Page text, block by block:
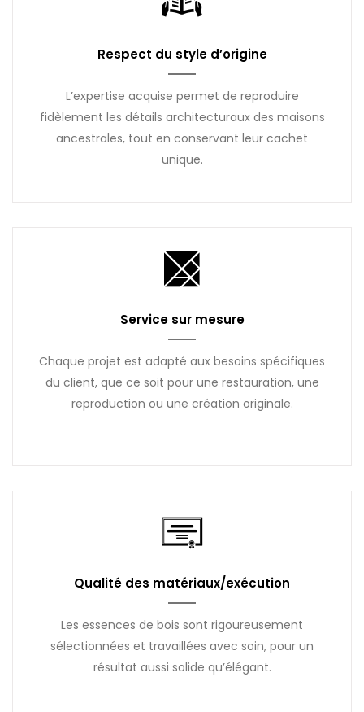
Respect du style d’origine
L’expertise acquise permet de reproduire
fidèlement les détails architecturaux des maisons
ancestrales, tout en conservant leur cachet
unique.
Service sur mesure
Chaque projet est adapté aux besoins spécifiques
du client, que ce soit pour une restauration, une
reproduction ou une création originale.
Qualité des matériaux/exécution
Les essences de bois sont rigoureusement
sélectionnées et travaillées avec soin, pour un
résultat aussi solide qu’élégant.